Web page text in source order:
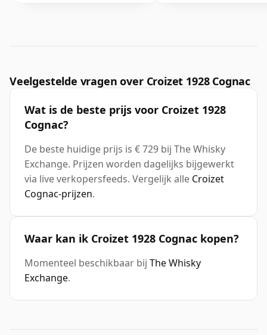
Veelgestelde vragen over Croizet 1928 Cognac
Wat is de beste prijs voor Croizet 1928
Cognac?
De beste huidige prijs is € 729 bij The Whisky
Exchange. Prijzen worden dagelijks bijgewerkt
via live verkopersfeeds. Vergelijk alle Croizet
Cognac-prijzen.
Waar kan ik Croizet 1928 Cognac kopen?
Momenteel beschikbaar bij The Whisky
Exchange.